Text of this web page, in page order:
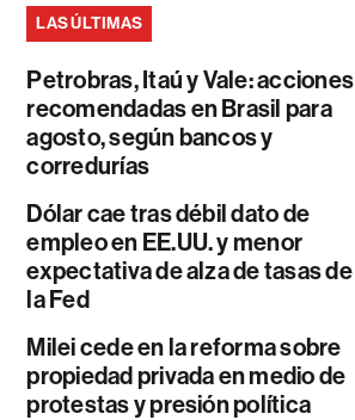
LAS ÚLTIMAS
Petrobras, Itaú y Vale: acciones
recomendadas en Brasil para
agosto, según bancos y
corredurías
Dólar cae tras débil dato de
empleo en EE.UU. y menor
expectativa de alza de tasas de
la Fed
Milei cede en la reforma sobre
propiedad privada en medio de
protestas y presión política